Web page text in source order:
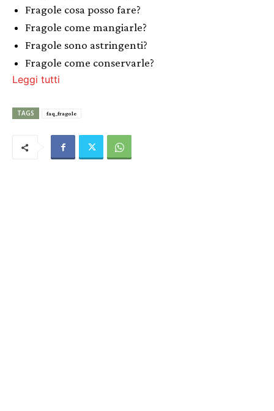
Fragole cosa posso fare?
Fragole come mangiarle?
Fragole sono astringenti?
Fragole come conservarle?
Leggi tutti
TAGS faq_fragole